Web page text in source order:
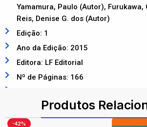
Yamamura, Paulo (Autor), Furukawa,
Reis, Denise G. dos (Autor)
Edição: 1
Ano da Edição: 2015
Editora: LF Editorial
Nº de Páginas: 166
Produtos
-42%